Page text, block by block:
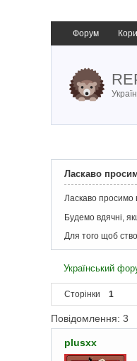
Форум
Ласкаво
Ласкаво просимо
Будемо вдячні,
Для того щоб
Український
Сторінки 1
Повідомлення: 3
plusxx